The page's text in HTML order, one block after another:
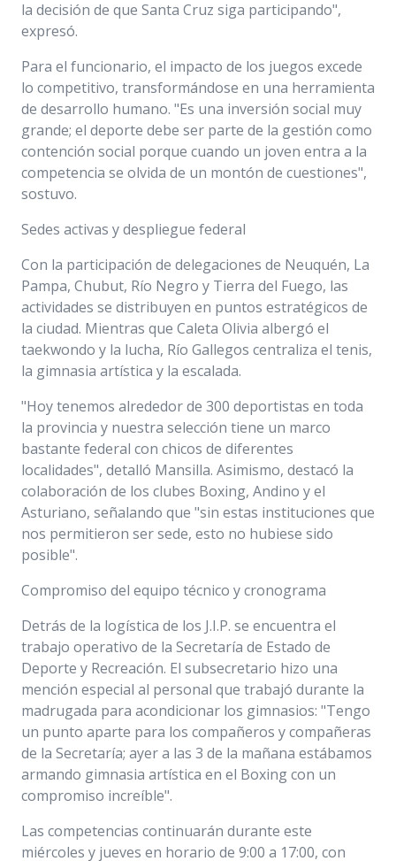
la decisión de que Santa Cruz siga participando",
expresó.
Para el funcionario, el impacto de los juegos excede
lo competitivo, transformándose en una herramienta
de desarrollo humano. "Es una inversión social muy
grande; el deporte debe ser parte de la gestión como
contención social porque cuando un joven entra a la
competencia se olvida de un montón de cuestiones",
sostuvo.
Sedes activas y despliegue federal
Con la participación de delegaciones de Neuquén, La
Pampa, Chubut, Río Negro y Tierra del Fuego, las
actividades se distribuyen en puntos estratégicos de
la ciudad. Mientras que Caleta Olivia albergó el
taekwondo y la lucha, Río Gallegos centraliza el tenis,
la gimnasia artística y la escalada.
"Hoy tenemos alrededor de 300 deportistas en toda
la provincia y nuestra selección tiene un marco
bastante federal con chicos de diferentes
localidades", detalló Mansilla. Asimismo, destacó la
colaboración de los clubes Boxing, Andino y el
Asturiano, señalando que "sin estas instituciones que
nos permitieron ser sede, esto no hubiese sido
posible".
Compromiso del equipo técnico y cronograma
Detrás de la logística de los J.I.P. se encuentra el
trabajo operativo de la Secretaría de Estado de
Deporte y Recreación. El subsecretario hizo una
mención especial al personal que trabajó durante la
madrugada para acondicionar los gimnasios: "Tengo
un punto aparte para los compañeros y compañeras
de la Secretaría; ayer a las 3 de la mañana estábamos
armando gimnasia artística en el Boxing con un
compromiso increíble".
Las competencias continuarán durante este
miércoles y jueves en horario de 9:00 a 17:00, con